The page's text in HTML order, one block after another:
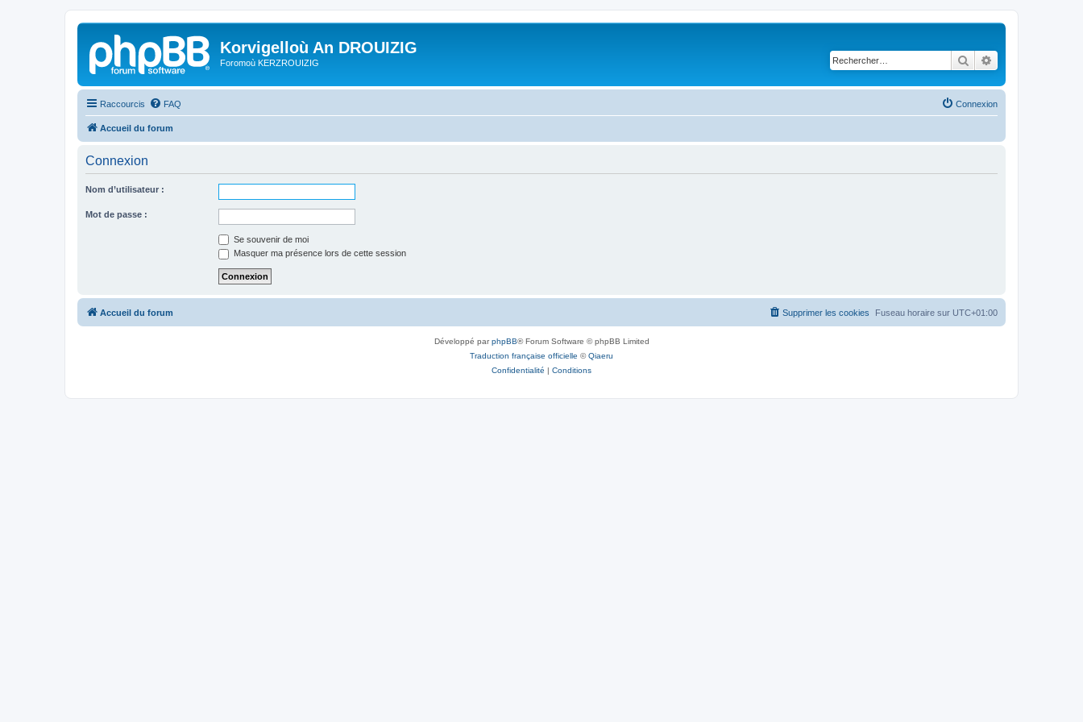
Korvigelloù An DROUIZIG
Foromoù KERZROUIZIG Rechercher
Raccourcis FAQ Connexion
Accueil du forum
Connexion
Nom d’utilisateur :
Mot de passe :
Se souvenir de moi
Masquer ma présence lors de cette session
Accueil du forum Fuseau horaire sur UTC+01:00
Supprimer les cookies
Développé parphpBB® Forum Software © phpBB Limited
Traduction française officielle ©Qiaeru
Confidentialité | Conditions